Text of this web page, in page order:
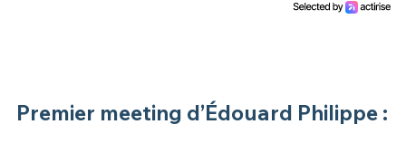
Premier meeting d’Édouard Philippe :